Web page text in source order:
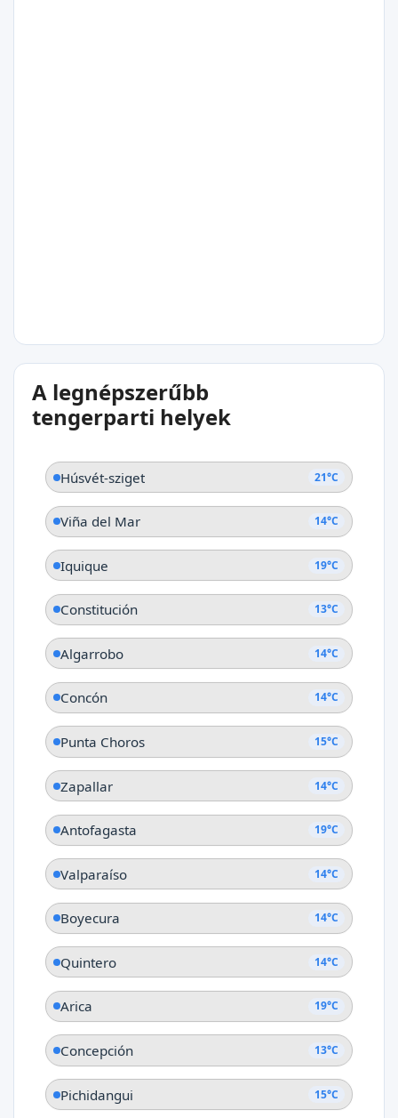
15°C
Guaquén
A legnépszerűbb
tengerparti helyek
Húsvét-sziget 21°C
Viña del Mar 14°C
Iquique 19°C
Constitución 13°C
Algarrobo 14°C
Concón 14°C
Punta Choros 15°C
Zapallar 14°C
Antofagasta 19°C
Valparaíso 14°C
Boyecura 14°C
Quintero 14°C
Arica 19°C
Concepción 13°C
Pichidangui 15°C